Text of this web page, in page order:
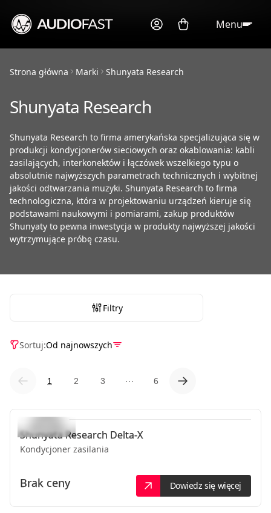
Menu
Strona główna Marki Shunyata Research
Shunyata Research
Shunyata Research to firma amerykańska specjalizująca się w
produkcji kondycjonerów sieciowych oraz okablowania: kabli
zasilających, interkonektów i łączówek wszelkiego typu o
absolutnie najwyższych parametrach technicznych i wybitnej
jakości odtwarzania muzyki. Shunyata Research to firma
technologiczna, która w projektowaniu urządzeń kieruje się
podstawami naukowymi i pomiarami, zakup produktów
Shunyaty to pewna inwestycja w produkty najwyższej jakości
wytrzymujące próbę czasu.
Filtry
Sortuj:Od najnowszych
1 2 3 ··· 6
Shunyata Research Delta-X
Kondycjoner zasilania
Brak ceny Dowiedz się więcej